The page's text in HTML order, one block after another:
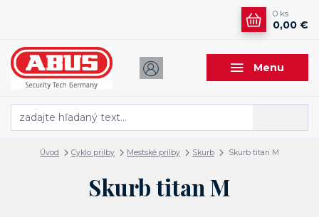
Menu
0 ks
0,00 €
Úvod Cyklo prilby Mestské prilby Skurb Skurb titan M
Skurb titan M